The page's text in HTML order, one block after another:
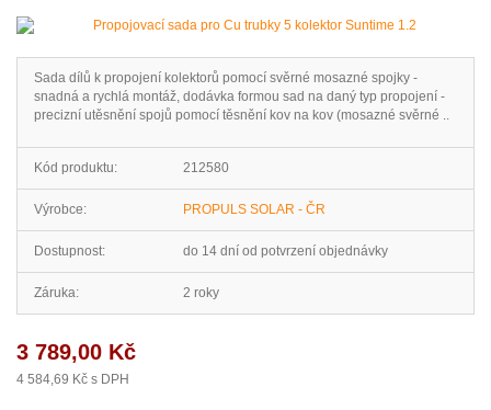
Sada dílů k propojení kolektorů pomocí svěrné mosazné spojky -
snadná a rychlá montáž, dodávka formou sad na daný typ propojení -
precizní utěsnění spojů pomocí těsnění kov na kov (mosazné svěrné ..
Kód produktu: 212580
Výrobce: PROPULS SOLAR - ČR
Dostupnost: do 14 dní od potvrzení objednávky
Záruka: 2 roky
3 789,00 Kč
4 584,69 Kč s DPH